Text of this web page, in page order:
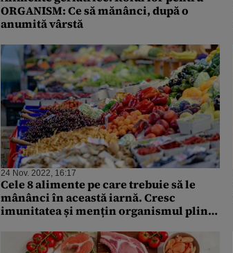
ORGANISM: Ce să mănânci, după o
anumită vârstă
24 Nov. 2022, 16:17
Cele 8 alimente pe care trebuie să le
mânânci în această iarnă. Cresc
imunitatea și mențin organismul plin